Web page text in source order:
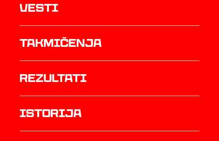
Vesti
Takmičenja
rezultati
istorija